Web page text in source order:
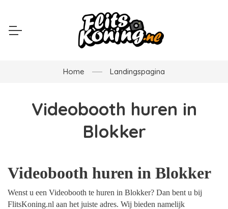
Home Landingspagina
Videobooth huren in
Blokker
Videobooth huren in Blokker
Wenst u een Videobooth te huren in Blokker? Dan bent u bij
FlitsKoning.nl aan het juiste adres. Wij bieden namelijk